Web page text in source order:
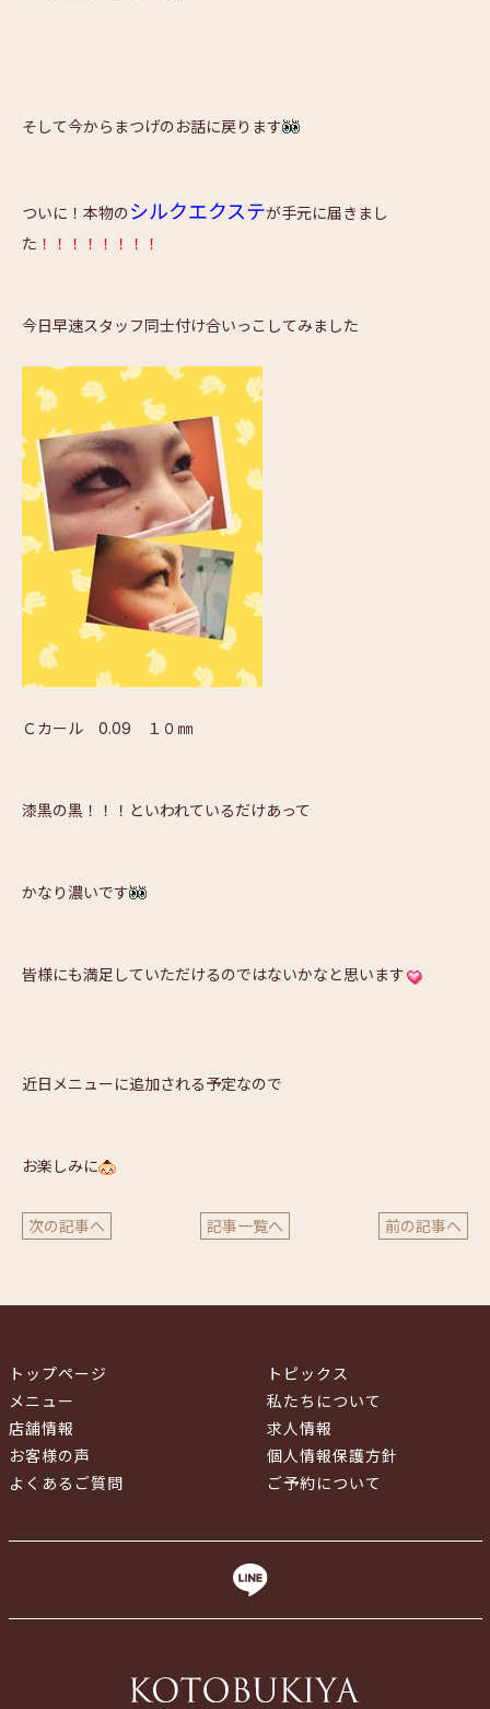
そして今からまつげのお話に戻ります
ついに！本物の シルクエクステが手元に届きまし
た ！！！！！！！！
今日早速スタッフ同士付け合いっこしてみました
Ｃカール 0.09 １０㎜
漆黒の黒！！！といわれているだけあって
かなり濃いです
皆様にも満足していただけるのではないかなと思います
近日メニューに追加される予定なので
お楽しみに
次の記事へ 記事一覧へ 前の記事へ
トップページ
メニュー
店舗情報
お客様の声
よくあるご質問
トピックス
私たちについて
求人情報
個人情報保護方針
ご予約について